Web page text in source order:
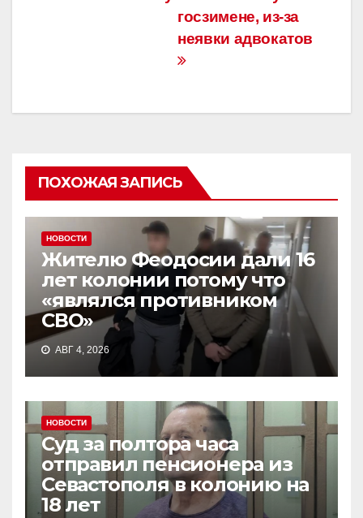
госзимене, из-за
неявки адвокатов
ПОХОЖАЯ ЗАПИСЬ
НОВОСТИ
Жителю Феодосии дали 16
лет колонии потому что
«являлся противником
СВО»
АВГ 4, 2026
НОВОСТИ
Суд за полтора часа
отправил пенсионера из
Севастополя в колонию на
18 лет